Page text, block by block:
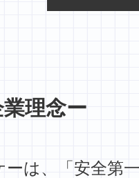
理念ー
は、「安全第